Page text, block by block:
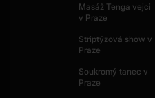
Masáž Tenga vejci
v Praze
Striptýzová show v
Praze
Soukromý tanec v
Praze